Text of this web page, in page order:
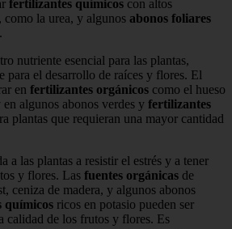
fertilizantes químicos con altos
como la urea, y algunos abonos foliares
nutriente esencial para las plantas,
para el desarrollo de raíces y flores. El
en fertilizantes orgánicos como el hueso
algunos abonos verdes y fertilizantes
plantas que requieran una mayor cantidad
a las plantas a resistir el estrés y a tener
y flores. Las fuentes orgánicas de
ceniza de madera, y algunos abonos
químicos ricos en potasio pueden ser
calidad de los frutos y flores. Es